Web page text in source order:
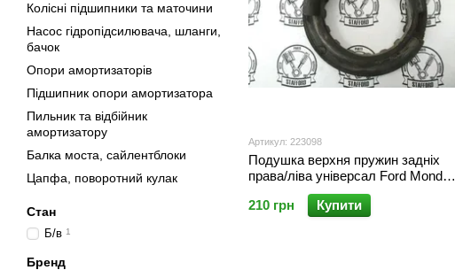
Артикул: 223098
Подушка верхня пружин задніх
права/ліва універсал Ford Mondeo
210 грн
Купити
Колісні підшипники та маточини
Насос гідропідсилювача, шланги,
бачок
Опори амортизаторів
Підшипник опори амортизатора
Пильник та відбійник
амортизатору
Балка моста, сайлентблоки
Цапфа, поворотний кулак
Стан
Б/в 1
Бренд